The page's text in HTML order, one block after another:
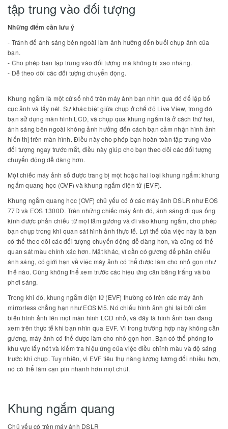
tập trung vào đối tượng
Những điểm cần lưu ý
- Tránh để ánh sáng bên ngoài làm ảnh hưởng đến buổi chụp ảnh của
bạn.
- Cho phép bạn tập trung vào đối tượng mà không bị xao nhãng.
- Dễ theo dõi các đối tượng chuyển động.
Khung ngắm là một cử sổ nhỏ trên máy ảnh bạn nhìn qua đó để lập bố
cục ảnh và lấy nét. Sự khác biệt giữa chụp ở chế độ Live View, trong đó
bạn sử dụng màn hình LCD, và chụp qua khung ngắm là ở cách thứ hai,
ánh sáng bên ngoài không ảnh hưởng đến cách bạn cảm nhận hình ảnh
hiển thị trên màn hình. Điều này cho phép bạn hoàn toàn tập trung vào
đối tượng ngay trước mắt, điều này giúp cho bạn theo dõi các đối tượng
chuyển động dễ dàng hơn.
Một chiếc máy ảnh số được trang bị một hoặc hai loại khung ngắm: khung
ngắm quang học (OVF) và khung ngắm điện tử (EVF).
Khung ngắm quang học (OVF) chủ yếu có ở các máy ảnh DSLR như EOS
77D và EOS 1300D. Trên những chiếc máy ảnh đó, ánh sáng đi qua ống
kính được phản chiếu từ một tấm gương và đi vào khung ngắm, cho phép
bạn chụp trong khi quan sát hình ảnh thực tế. Lợi thế của việc này là bạn
có thể theo dõi các đối tượng chuyển động dễ dàng hơn, và cũng có thể
quan sát màu chính xác hơn. Mặt khác, vì cần có gương để phản chiếu
ánh sáng, có giới hạn về việc máy ảnh có thể được làm cho nhỏ gọn như
thế nào. Cũng không thể xem trước các hiệu ứng cân bằng trắng và bù
phơi sáng.
Trong khi đó, khung ngắm điện tử (EVF) thường có trên các máy ảnh
mirrorless chẳng hạn như EOS M5. Nó chiếu hình ảnh ghi lại bởi cảm
biến hình ảnh lên một màn hình LCD nhỏ, và đây là hình ảnh bạn đang
xem trên thực tế khi bạn nhìn qua EVF. Vì trong trường hợp này không cần
gương, máy ảnh có thể được làm cho nhỏ gọn hơn. Bạn có thể phóng to
khu vực lấy nét và kiểm tra hiệu ứng của việc điều chỉnh màu và độ sáng
trước khi chụp. Tuy nhiên, vì EVF tiêu thụ năng lượng tương đối nhiều hơn,
nó có thể làm cạn pin nhanh hơn một chút.
Khung ngắm quang
Chủ yếu có trên máy ảnh DSLR